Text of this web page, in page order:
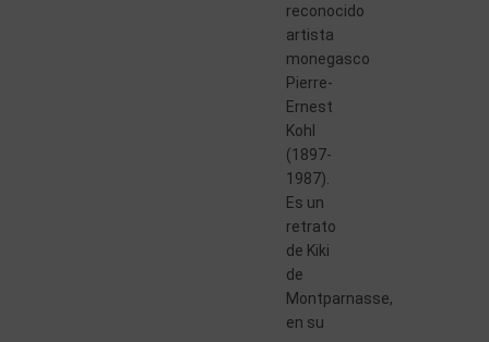
reconocido
artista
monegasco
Pierre-
Ernest
Kohl
(1897-
1987).
Es un
retrato
de Kiki
de
Montparnasse,
en su